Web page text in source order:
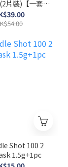
片裝)【一套5
包】
Shot 100 2
1.5g+1pc